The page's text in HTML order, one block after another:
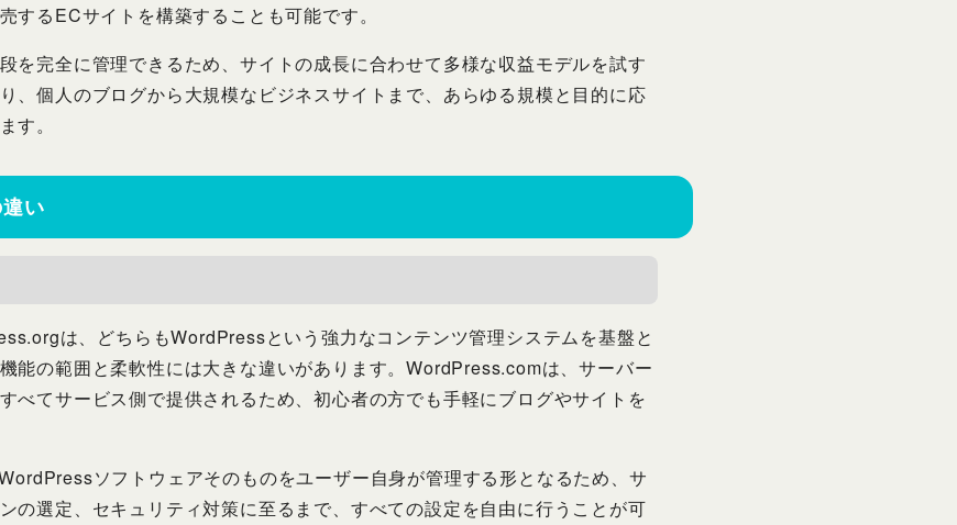
するECサイトを構築することも可能です。
を完全に管理できるため、サイトの成長に合わせて多様な収益モデルを試す
、個人のブログから大規模なビジネスサイトまで、あらゆる規模と目的に応
す。
い
は、どちらもWordPressという強力なコンテンツ管理システムを基盤と
能の範囲と柔軟性には大きな違いがあります。WordPress.comは、サーバー
べてサービス側で提供されるため、初心者の方でも手軽にブログやサイトを
ソフトウェアそのものをユーザー自身が管理する形となるため、サ
の選定、セキュリティ対策に至るまで、すべての設定を自由に行うことが可